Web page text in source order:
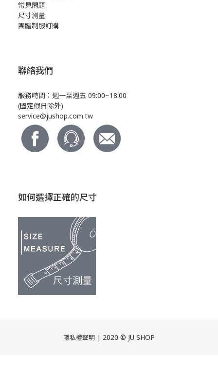
常見問題
尺寸測量
團體制服訂購
聯絡我們
服務時間：週一至週五 09:00~18:00
(國定假日除外)
service@jushop.com.tw
如何選擇正確的尺寸
隱私權聲明 | 2020 © JU SHOP